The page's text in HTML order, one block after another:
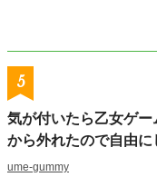
5
気が付いたら乙女ゲ
から外れたので自由に
ume-gummy